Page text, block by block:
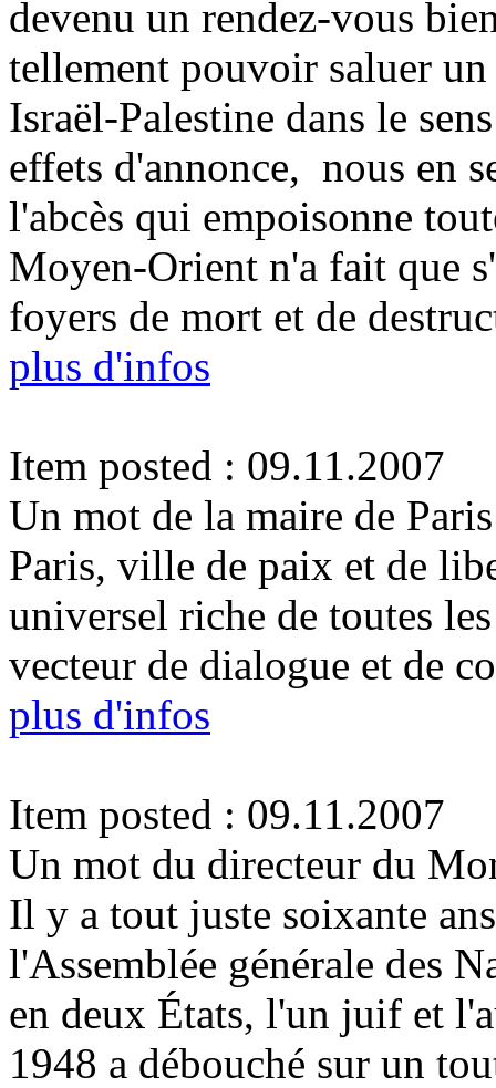
devenu un rendez-vous
tellement pouvoir saluer
Israël-Palestine dans le
effets d'annonce, nous en
l'abcès qui empoisonne
Moyen-Orient n'a fait que
foyers de mort et de
plus d'infos
Item posted : 09.11.2007
Un mot de la maire de Paris
Paris, ville de paix et de
universel riche de toutes
vecteur de dialogue et de
plus d'infos
Item posted : 09.11.2007
Un mot du directeur du
Il y a tout juste soixante
l'Assemblée générale des
en deux États, l'un juif et
1948 a débouché sur un